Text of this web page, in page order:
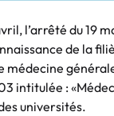
l’arrêté du 19
de la
médecine
intitulée :
universités.